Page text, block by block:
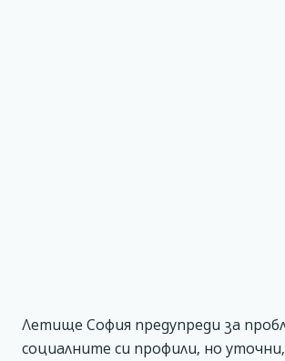
Летище София предупреди за
социалните си профили, но